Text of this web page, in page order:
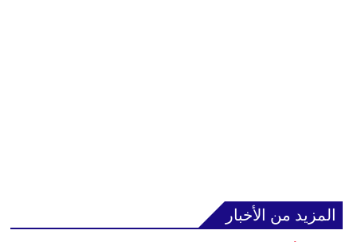
المزيد من الأخبار